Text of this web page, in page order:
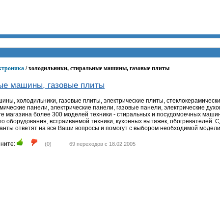
/ холодильники, стиральные машины, газовые плиты
машины, газовые плиты
холодильники, газовые плиты, электрические плиты,
панели, электрические панели, газовые панели, электрические
более 300 моделей техники - стиральных и посудомоечных
оборудования, встраиваемой техники, кухонных вытяжек, обогревателей.
ответят на все Ваши вопросы и помогут с выбором необходимой
(0) 69 переходов с 18.02.2005